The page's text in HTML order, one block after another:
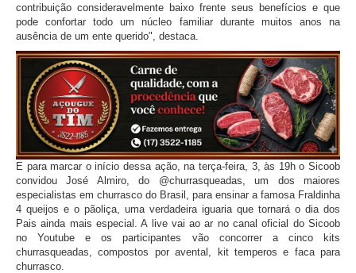
contribuição consideravelmente baixo frente seus benefícios e que
pode confortar todo um núcleo familiar durante muitos anos na
ausência de um ente querido", destaca.
E para marcar o início dessa ação, na terça-feira, 3, às 19h o Sicoob
convidou José Almiro, do @churrasqueadas, um dos maiores
especialistas em churrasco do Brasil, para ensinar a famosa Fraldinha
4 queijos e o pãoliça, uma verdadeira iguaria que tornará o dia dos
Pais ainda mais especial. A live vai ao ar no canal oficial do Sicoob
no Youtube e os participantes vão concorrer a cinco kits
churrasqueadas, compostos por avental, kit temperos e faca para
churrasco.